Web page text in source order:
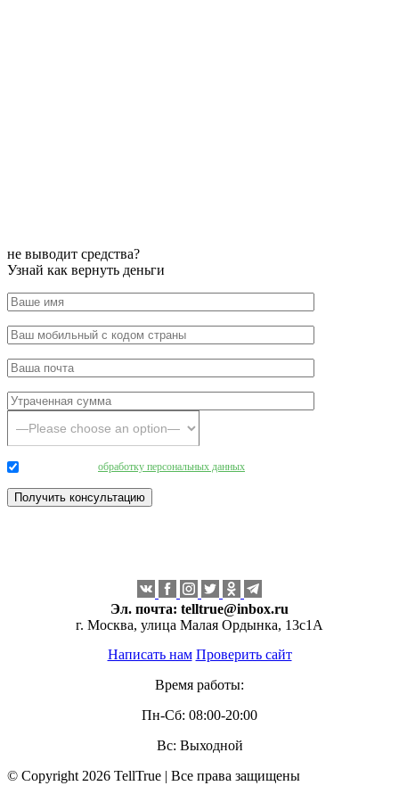
не выводит средства?
Узнай как вернуть деньги
обработку персональных данных
Эл. почта: telltrue@inbox.ru
г. Москва, улица Малая Ордынка, 13с1А
Написать нам Проверить сайт
Время работы:
Пн-Сб: 08:00-20:00
Вс: Выходной
© Copyright 2026 TellTrue | Все права защищены